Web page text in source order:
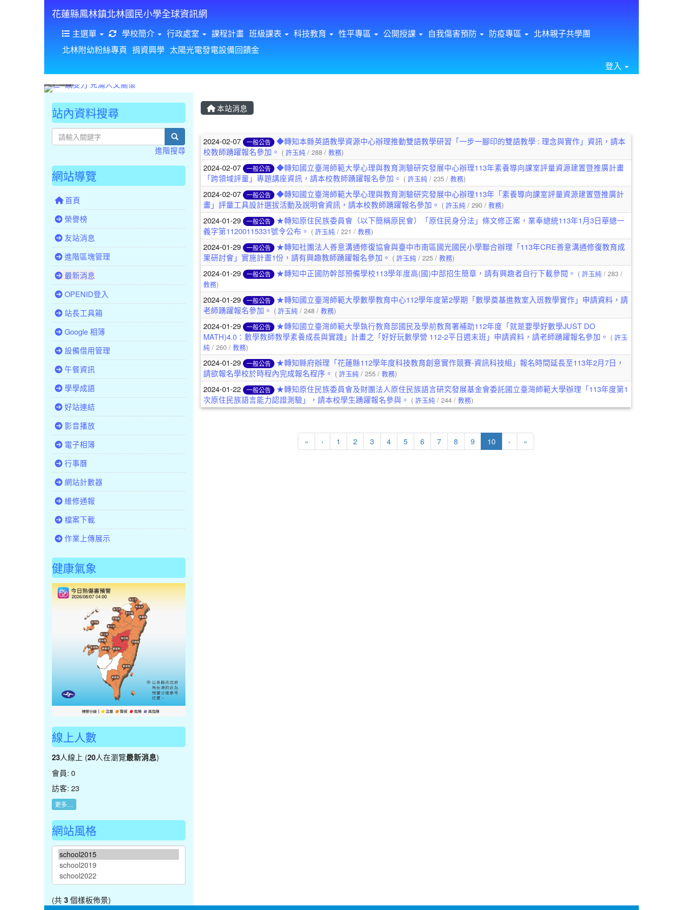
花蓮縣鳳林鎮北林國民小學全球資訊網
主選單 重新取得佈景設定
學校簡介 行政處室 課程計畫 班級課表 科技教育 性平專區 公開授課 自我傷害預防 防疫專區
北林親子共學團
北林附幼粉絲專頁 捐資興學 太陽光電發電設備回饋金
登入
本站消息
文章列表
2024-02-07 一般公告
◆轉知本縣英語教學資源中心辦理推動雙語教學研習「一步一腳印的雙語教學 : 理念與實作」資訊，請本
校教師踴躍報名參加。 (許玉純/ 288 / 教務)
2024-02-07 一般公告
◆轉知國立臺灣師範大學心理與教育測驗研究發展中心辦理113年素養導向課室評量資源建置暨推廣計畫
「跨領域評量」專題講座資訊，請本校教師踴躍報名參加。 (許玉純/ 235 / 教務)
2024-02-07 一般公告
◆轉知國立臺灣師範大學心理與教育測驗研究發展中心辦理113年「素養導向課室評量資源建置暨推廣計
畫」評量工具設計選拔活動及說明會資訊，請本校教師踴躍報名參加。 (許玉純/ 290 / 教務)
2024-01-29 一般公告
★轉知原住民族委員會（以下簡稱原民會）「原住民身分法」條文修正案，業奉總統113年1月3日華總一
義字第11200115331號令公布。 (許玉純/ 221 / 教務)
2024-01-29 一般公告
★轉知社團法人善意溝通修復協會與臺中市南區國光國民小學聯合辦理「113年CRE善意溝通修復教育成
果研討會」實施計畫1份，請有興趣教師踴躍報名參加。 (許玉純/ 225 / 教務)
2024-01-29 一般公告 ★轉知中正國防幹部預備學校113學年度高(國)中部招生簡章，請有興趣者自行下載參閱。 (許玉純/ 283 /
教務)
2024-01-29 一般公告
★轉知國立臺灣師範大學數學教育中心112學年度第2學期「數學奠基進教室入班教學實作」申請資料，請
老師踴躍報名參加。 (許玉純/ 248 / 教務)
2024-01-29 一般公告
★轉知國立臺灣師範大學執行教育部國民及學前教育署補助112年度「就是要學好數學JUST DO
MATH)4.0：數學教師教學素養成長與實踐」計畫之「好好玩數學營 112-2平日週末班」申請資料，請老師踴躍報名參加。 (許玉
純/ 260 / 教務)
2024-01-29 一般公告
★轉知縣府辦理「花蓮縣112學年度科技教育創意實作競賽-資訊科技組」報名時間延長至113年2月7日，
請欲報名學校於時程內完成報名程序。 (許玉純/ 255 / 教務)
2024-01-22 一般公告
★轉知原住民族委員會及財團法人原住民族語言研究發展基金會委託國立臺灣師範大學辦理「113年度第1
次原住民族語言能力認證測驗」，請本校學生踴躍報名參與。 (許玉純/ 244 / 教務)
«第一頁
‹上一頁
1 2 3 4 5 6 7 8 9 10(目前頁次)
›下一頁
»最後頁
站內資料搜尋
search
進階搜尋
網站導覽
首頁
榮譽榜
友站消息
進階區塊管理
最新消息
OPENID登入
站長工具箱
Google 相簿
設備借用管理
午餐資訊
學學成語
好站連結
影音播放
電子相簿
行事曆
網站計數器
維修通報
檔案下載
作業上傳展示
健康氣象
線上人數
23人線上 (20人在瀏覽最新消息)
會員: 0
訪客: 23
更多…
網站風格
(共 3個樣板佈景)